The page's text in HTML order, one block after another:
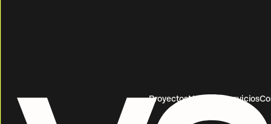
Vasava
Proyectos
Proyectos
NosotrosServicios
Servicios